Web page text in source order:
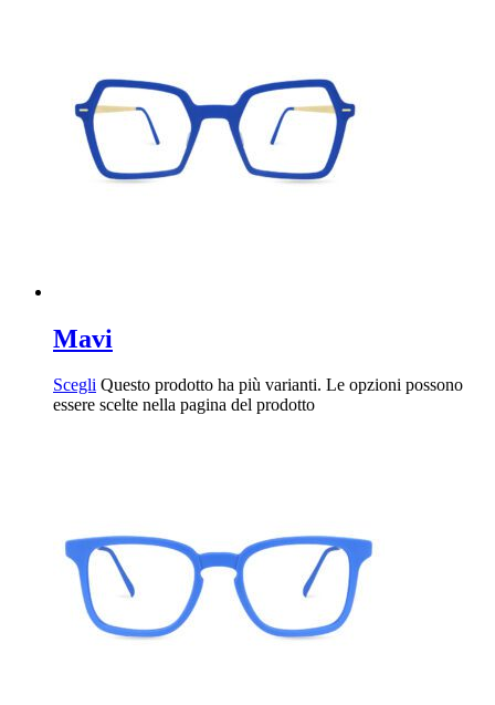
Mavi
Scegli Questo prodotto ha più varianti. Le opzioni possono
essere scelte nella pagina del prodotto